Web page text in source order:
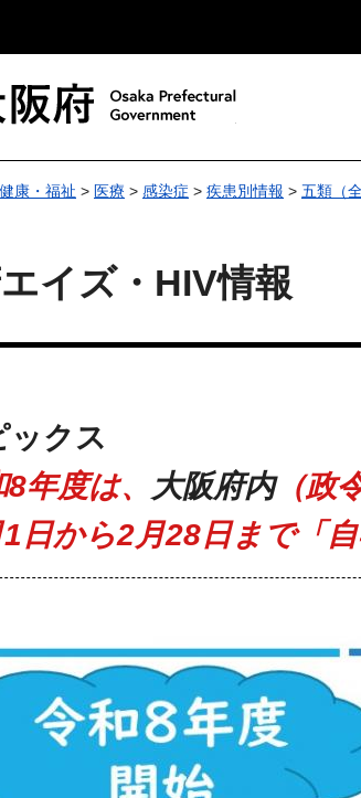
健康・福祉 > 医療 > 感染症 > 疾患別情報 > 五類（全
イズ・HIV情報
クス
年度は、
大阪府内（政
から2月28日まで「自